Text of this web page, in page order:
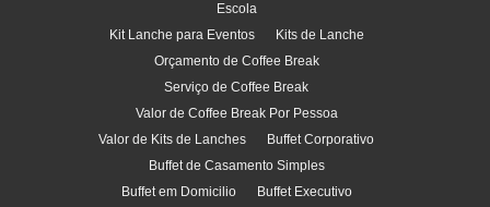
Escola
Kit Lanche para Eventos
Kits de Lanche
Orçamento de Coffee Break
Serviço de Coffee Break
Valor de Coffee Break Por Pessoa
Valor de Kits de Lanches
Buffet Corporativo
Buffet de Casamento Simples
Buffet em Domicilio
Buffet Executivo